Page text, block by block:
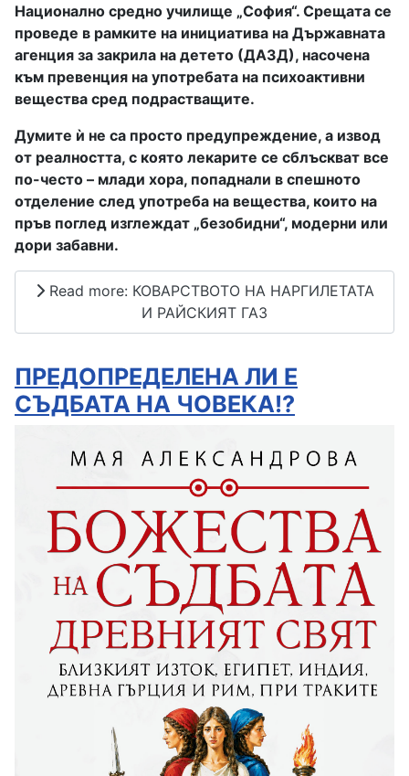
Национално средно училище „София“. Срещата се
проведе в рамките на инициатива на Държавната
агенция за закрила на детето (ДАЗД), насочена
към превенция на употребата на психоактивни
вещества сред подрастващите.
Думите ѝ не са просто предупреждение, а извод
от реалността, с която лекарите се сблъскват все
по-често – млади хора, попаднали в спешното
отделение след употреба на вещества, които на
пръв поглед изглеждат „безобидни“, модерни или
дори забавни.
Read more: КОВАРСТВОТО НА НАРГИЛЕТАТА
И РАЙСКИЯТ ГАЗ
ПРЕДОПРЕДЕЛЕНА ЛИ Е
СЪДБАТА НА ЧОВЕКА!?